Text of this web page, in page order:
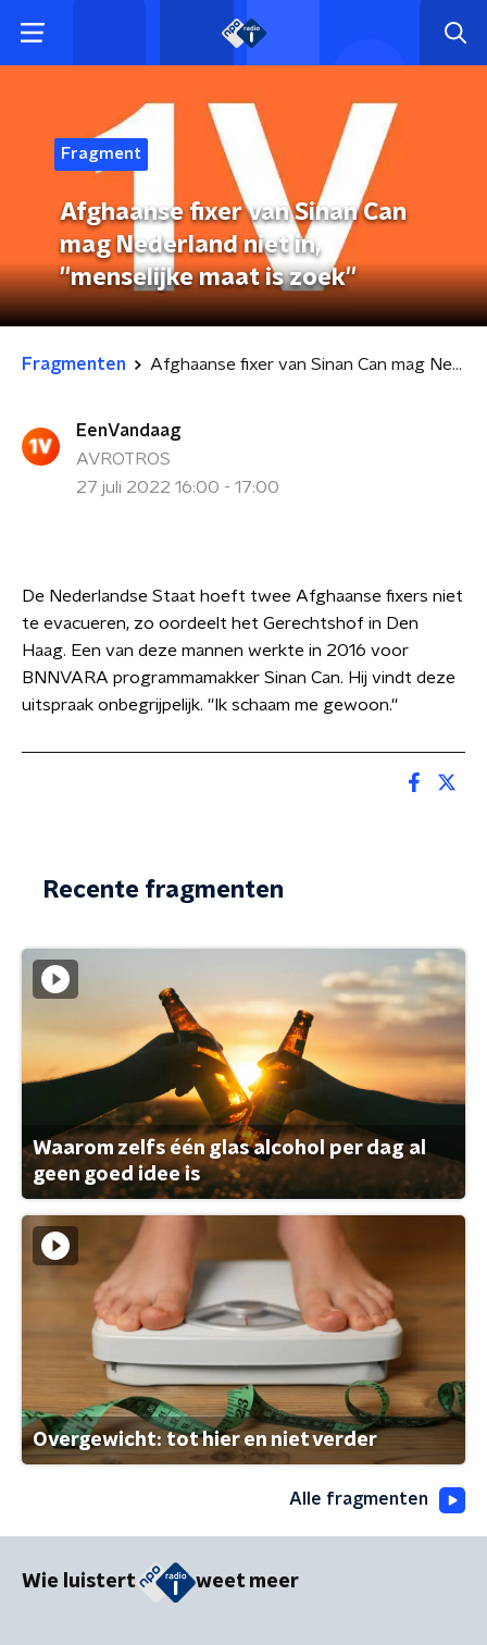
Fragment
Afghaanse fixer van Sinan Can
mag Nederland niet in,
''menselijke maat is zoek''
Fragmenten Afghaanse fixer van Sinan Can mag Nederland niet in, ''menselijke maat is zoek''
EenVandaag
AVROTROS
27 juli 2022 16:00 - 17:00
De Nederlandse Staat hoeft twee Afghaanse fixers niet
te evacueren, zo oordeelt het Gerechtshof in Den
Haag. Een van deze mannen werkte in 2016 voor
BNNVARA programmamakker Sinan Can. Hij vindt deze
uitspraak onbegrijpelijk. ''Ik schaam me gewoon.''
Recente fragmenten
Waarom zelfs één glas alcohol per dag al
geen goed idee is
Overgewicht: tot hier en niet verder
Alle fragmenten
Wie luistert weet meer